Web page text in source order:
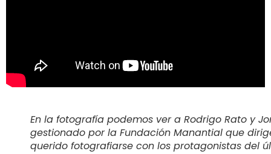
En la fotografía podemos ver a Rodrigo Rato y
gestionado por la Fundación Manantial que
querido fotografiarse con los protagonistas del